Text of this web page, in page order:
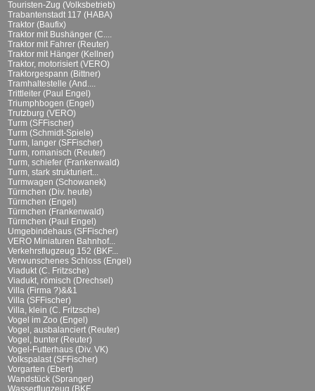
Touristen-Zug (Volksbetrieb)
Trabantenstadt 117 (HABA)
Traktor (Baufix)
Traktor mit Bushänger (C....
Traktor mit Fahrer (Reuter)
Traktor mit Hänger (Kellner)
Traktor, motorisiert (VERO)
Traktorgespann (Bittner)
Tramhaltestelle (And....
Trittleiter (Paul Engel)
Triumphbogen (Engel)
Trutzburg (VERO)
Turm (SFFischer)
Turm (Schmidt-Spiele)
Turm, langer (SFFischer)
Turm, romanisch (Reuter)
Turm, schiefer (Frankenwald)
Turm, stark strukturiert...
Turmwagen (Schowanek)
Türmchen (Div. heute)
Türmchen (Engel)
Türmchen (Frankenwald)
Türmchen (Paul Engel)
Umgebindehaus (SFFischer)
VERO Miniaturen Bahnhof...
Verkehrsflugzeug 152 (BKF...
Verwunschenes Schloss (Engel)
Viadukt (C. Fritzsche)
Viadukt, römisch (Drechsel)
Villa (Firma ?)&&1
Villa (SFFischer)
Villa, klein (C. Fritzsche)
Vogel im Zoo (Engel)
Vogel, ausbalanciert (Reuter)
Vogel, bunter (Reuter)
Vogel-Futterhaus (Div. VK)
Volkspalast (SFFischer)
Vorgarten (Ebert)
Wandstück (Spranger)
Wasserflugzeug (BKF